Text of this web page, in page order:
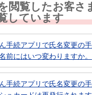
閲覧したお客さ
しています
手続アプリで氏名変更の手
前にはいつ変わりますか。
手続アプリで氏名変更の手